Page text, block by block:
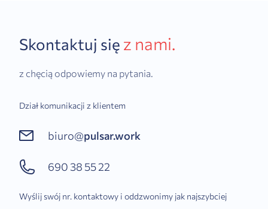
Skontaktuj się z nami.
z chęcią odpowiemy na pytania.
Dział komunikacji z klientem
biuro@pulsar.work
690 38 55 22
Wyślij swój nr. kontaktowy i oddzwonimy jak najszybciej